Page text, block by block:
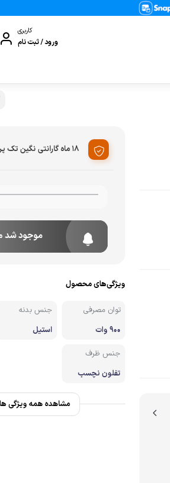
کاربری
ورود / ثبت نام
ظروف سرو و
کتری و قوری
18 ماه گارانتی نگین تک پرشیا
موجود شد
ویژگی‌های محصول
توان مصرفی
900 وات
جنس بدنه
استیل
جنس ظرف
تفلون نچسب
مشاهده همه ویژگی ها